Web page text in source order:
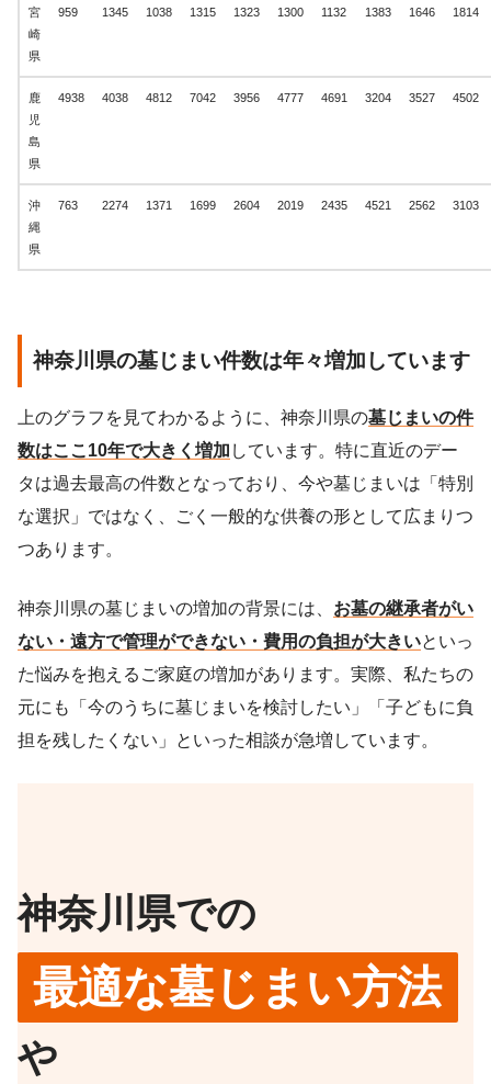
宮
崎
県
959 1345 1038 1315 1323 1300 1132 1383 1646 1814
鹿
児
島
県
4938 4038 4812 7042 3956 4777 4691 3204 3527 4502
沖
縄
県
763 2274 1371 1699 2604 2019 2435 4521 2562 3103
神奈川県の墓じまい件数は年々増加しています
上のグラフを見てわかるように、神奈川県の墓じまいの件
数はここ10年で大きく増加 しています。特に直近のデー
タは過去最高の件数となっており、今や墓じまいは「特別
な選択」ではなく、ごく一般的な供養の形として広まりつ
つあります。
神奈川県の墓じまいの増加の背景には、 お墓の継承者がい
ない・遠方で管理ができない・費用の負担が大きいといっ
た悩みを抱えるご家庭の増加があります。実際、私たちの
元にも「今のうちに墓じまいを検討したい」「子どもに負
担を残したくない」といった相談が急増しています。
神奈川県での
最適な墓じまい方法
や